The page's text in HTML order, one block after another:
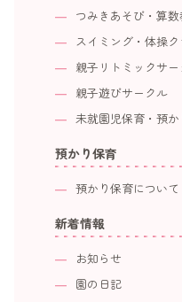
つみきあそび・算
スイミング・体操
親子リトミックサ
親子遊びサークル
未就園児保育・預
預かり保育
預かり保育について
新着情報
お知らせ
園の日記